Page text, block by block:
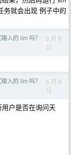
务就会出现 例子中的
入的 llm 吗？
6 月 8
日
入的 llm 吗？
6 月 8
日
户是否在询问天